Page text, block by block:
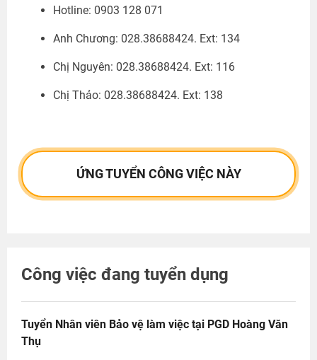
Hotline: 0903 128 071
Anh Chương: 028.38688424. Ext: 134
Chị Nguyên: 028.38688424. Ext: 116
Chị Thảo: 028.38688424. Ext: 138
ỨNG TUYỂN CÔNG VIỆC NÀY
Công việc đang tuyển dụng
Tuyển Nhân viên Bảo vệ làm việc tại PGD Hoàng Văn
Thụ